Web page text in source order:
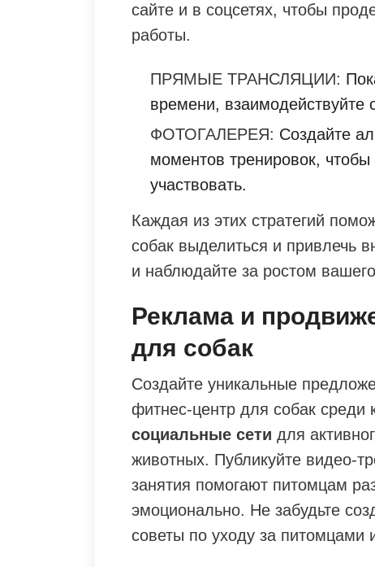
сайте и в соцсетях, чтобы
работы.
ПРЯМЫЕ ТРАНСЛЯЦИИ:
времени,
ФОТОГАЛЕРЕЯ: Создайте
моментов тренировок,
участвовать.
Каждая из этих стратегий
собак выделиться и привлечь
и наблюдайте за ростом
Реклама и
для собак
Создайте уникальные
фитнес-центр для собак среди
социальные сети для
животных. Публикуйте видео-
занятия помогают питомцам
эмоционально. Не забудьте
советы по уходу за питомцами